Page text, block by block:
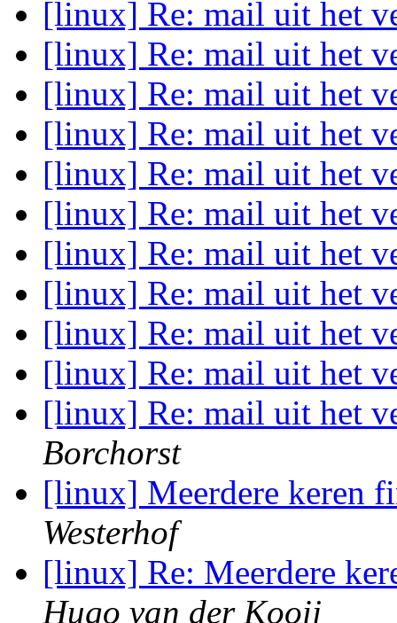
[linux] Re: mail uit het
[linux] Re: mail uit het
[linux] Re: mail uit het
[linux] Re: mail uit het
[linux] Re: mail uit het
[linux] Re: mail uit het
[linux] Re: mail uit het
[linux] Re: mail uit het
[linux] Re: mail uit het
[linux] Re: mail uit het
[linux] Re: mail uit het
Borchorst
[linux] Meerdere keren
Westerhof
[linux] Re: Meerdere
Hugo van der Kooij